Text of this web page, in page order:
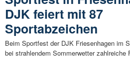
DJK feiert mit 87
Sportabzeichen
Beim Sportfest der DJK Friesenhagen im
bei strahlendem Sommerwetter zahlreiche